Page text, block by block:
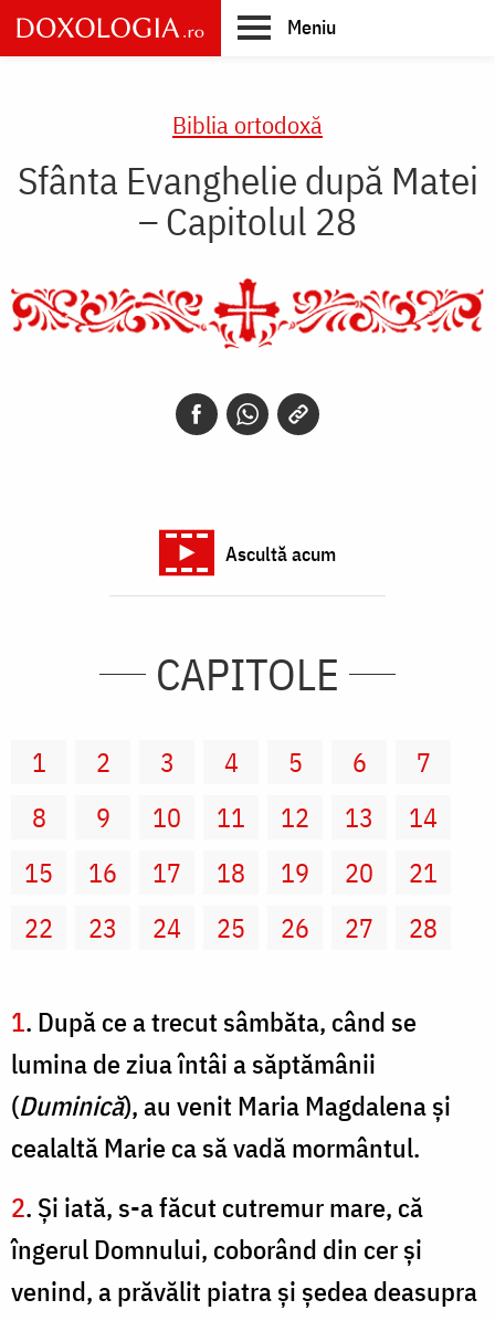
Skip
to
main
Meniu
Biblia ortodoxă
Sfânta Evanghelie după Matei
– Capitolul 28
Ascultă acum
CAPITOLE
1 2 3 4 5 6
7
8
9 10 11 12 13
14
15
16 17 18 19 20
21
22
23 24 25 26 27 28
1. După ce a trecut sâmbăta, când se
lumina de ziua întâi a săptămânii
(Duminică), au venit Maria Magdalena şi
cealaltă Marie ca să vadă mormântul.
2. Şi iată, s-a făcut cutremur mare, că
îngerul Domnului, coborând din cer şi
venind, a prăvălit piatra şi şedea deasupra